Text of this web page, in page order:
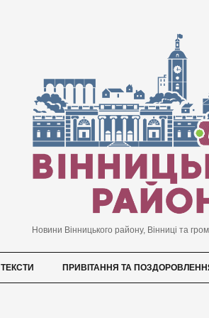
Новини Вінницького району, Вінниці та
ТЕКСТИ ПРИВІТАННЯ ТА